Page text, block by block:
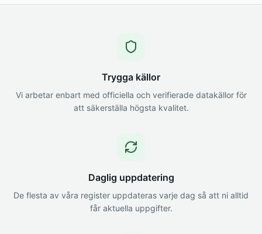
Trygga källor
Vi arbetar enbart med officiella och verifierade datakällor för
att säkerställa högsta kvalitet.
Daglig uppdatering
De flesta av våra register uppdateras varje dag så att ni alltid
får aktuella uppgifter.